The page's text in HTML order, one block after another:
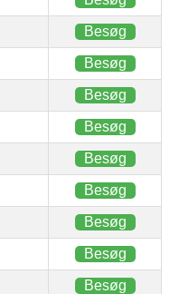
Besøg
Besøg
Besøg
Besøg
Besøg
Besøg
Besøg
Besøg
Besøg